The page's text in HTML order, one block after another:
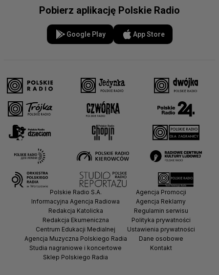
Pobierz aplikację Polskie Radio
Google Play App Store
Polskie Radio S.A.
Informacyjna Agencja Radiowa
Redakcja Katolicka
Redakcja Ekumeniczna
Centrum Edukacji Medialnej
Agencja Muzyczna Polskiego Radia
Studia nagraniowe i koncertowe
Sklep Polskiego Radia
Agencja Promocji
Agencja Reklamy
Regulamin serwisu
Polityka prywatności
Ustawienia prywatności
Dane osobowe
Kontakt